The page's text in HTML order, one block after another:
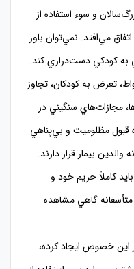
و سوء استفاده از
مي‌افتد. نمي‌توان باور
به كودكي دست‌درازي كند.
تعرض به كودكان، تجاوز
مجازات‌هاي سنگيني در
مظلوميت و بي‌پناهي
بيمار قرار دارند.
كاملاً حريم خود و
متأسفانه گاهي مشاهده
اين خصوص ايجاد كرده،